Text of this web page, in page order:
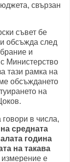
свързан
съвет бе
обсъжда след
и
Министерство
тази рамка на
обсъждането
на
в числа,
средната
година
на такава
измерение е